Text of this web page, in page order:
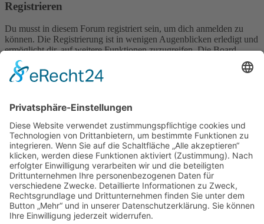
Registrieren
Du musst in diesem Forum registriert sein, um dich anmelden zu
können. Die Registrierung ist in wenigen Augenblicken erledigt und
ermöglicht dir, auf weitere Funktionen zuzugreifen. Die Board-
Administration kann registrierten Benutzern auch zusätzliche
Berechtigungen zuweisen. Beachte bitte unsere
Nutzungsbedingungen und die verwandten Regelungen, bevor du
wenn du dich in diesem Board bewegst.
Nutzungsbedingungen|Datenschutzerklärung
Registrieren
Foren-Übersicht
Alle Zeiten sindUTC+02:00
Alle Cookies löschen
Powered byphpBB® Forum Software © phpBB Limited